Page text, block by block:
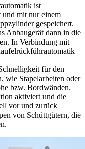
ist
und mit nur einem
gespeichert.
Anbaugerät dann in die
In Verbindung mit
für den
wie Stapelarbeiten oder
bzw. Bordwänden.
aktiviert und die
vor und zurück
von Schüttgütern, die